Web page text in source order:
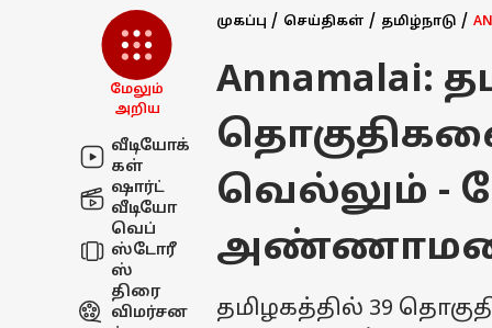
கோவை
மதுரை
சேலம்
திருச்சி
இந்தியா
உலகம்
வேலூர்
காஞ்சிபுரம்
செங்கல்பட்டு
திருவண்ணாமலை
மயிலாடுதுறை
உணவு
மேலும்
அறிய
வீடியோக்
கள்
ஷார்ட்
வீடியோ
வெப்
ஸ்டோரீ
ஸ்
திரை
விமர்சன
முகப்பு செய்திகள் தமிழ்நாடு
Annamalai:
வெல்லும் -
தமிழகத்தில் 39